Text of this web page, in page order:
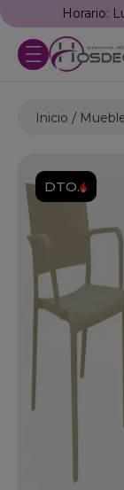
Horario:
Inicio
DTO.